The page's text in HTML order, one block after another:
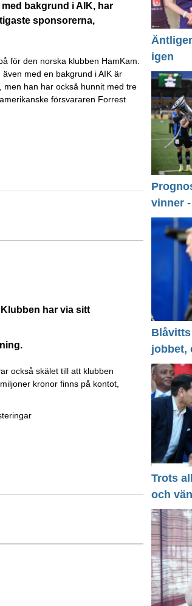
bakgrund i AIK, har
sponsorerna,
för den norska klubben HamKam.
med en bakgrund i AIK är
han har också hunnit med tre
försvararen Forrest
har via sitt
också skälet till att klubben
kronor finns på kontot,
igen
vinner
jobbet,
Trots
och